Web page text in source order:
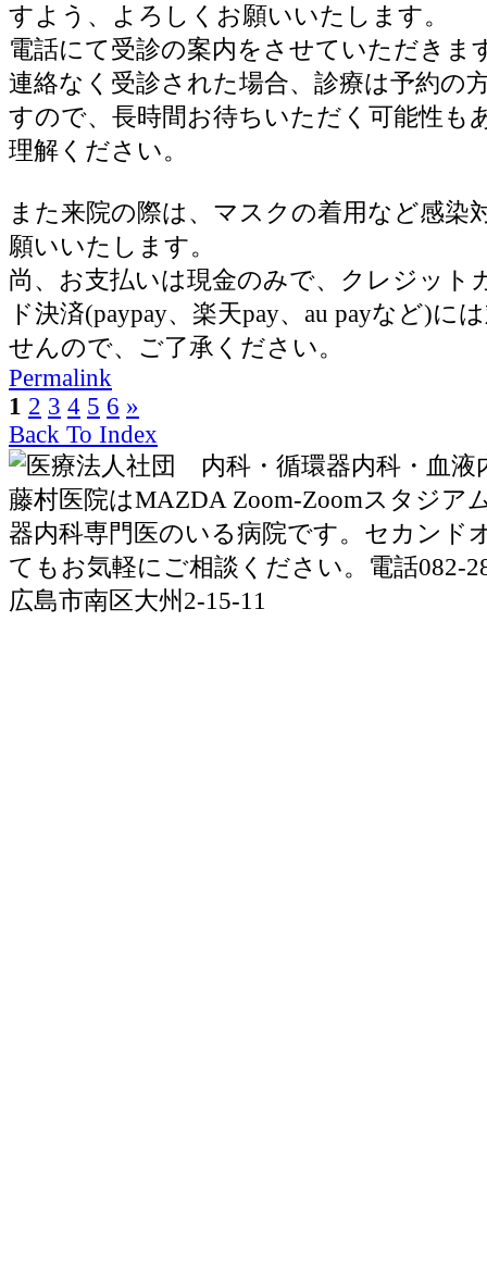
すよう、よろしくお願いいたします。
電話にて受診の案内をさせていただきま
連絡なく受診された場合、診療は予約の
すので、長時間お待ちいただく可能性も
理解ください。
また来院の際は、マスクの着用など感染
願いいたします。
尚、お支払いは現金のみで、クレジット
ド決済(paypay、楽天pay、au payなど)に
せんので、ご了承ください。
Permalink
1 2 3 4 5 6 »
Back To Index